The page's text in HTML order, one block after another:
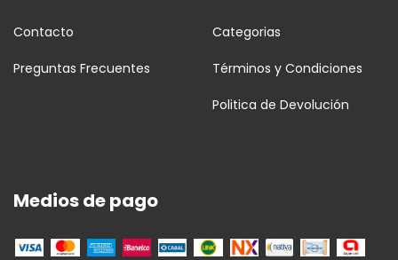
Categorias
Contacto
Términos y Condiciones
Preguntas Frecuentes
Politica de Devolución
Medios de pago